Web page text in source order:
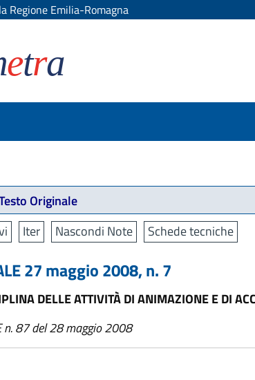
Regione Emilia-Romagna
etra
Originale
Iter Nascondi Note Schede tecniche
27 maggio 2008, n. 7
DELLE ATTIVITÀ DI ANIMAZIONE E DI
n. 87 del 28 maggio 2008